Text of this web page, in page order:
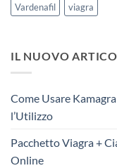
Vardenafil
viagra
IL NUOVO
Come Usare
l’Utilizzo
Pacchetto Viagra +
Online